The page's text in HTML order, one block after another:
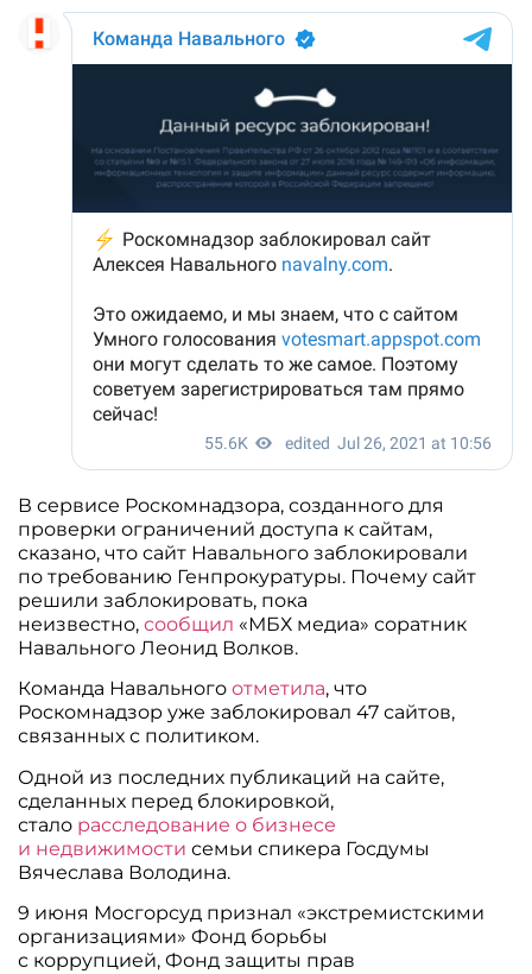
В сервисе Роскомнадзора, созданного для
проверки ограничений доступа к сайтам,
сказано, что сайт Навального заблокировали
по требованию Генпрокуратуры. Почему сайт
решили заблокировать, пока
неизвестно,сообщил «МБХ медиа» соратник
Навального Леонид Волков.
Команда Навальногоотметила, что
Роскомнадзор уже заблокировал 47 сайтов,
связанных с политиком.
Одной из последних публикаций на сайте,
сделанных перед блокировкой,
стало расследование о бизнесе
и недвижимости семьи спикера Госдумы
Вячеслава Володина.
9 июня Мосгорсуд признал «экстремистскими
организациями» Фонд борьбы
с коррупцией, Фонд защиты прав